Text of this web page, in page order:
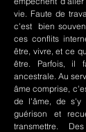
vie. Faute de
c'est bien
ces conflits
être, vivre, et ce
être. Parfois, il
ancestrale. Au
âme comprise,
de l'âme, de s'y
guérison et
transmettre.